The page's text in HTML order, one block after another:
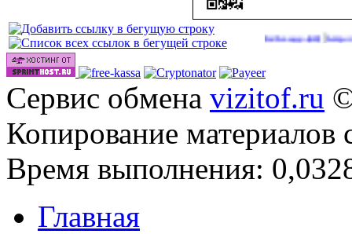
Сайты для заработка в 2026 году (40)|http://
Сервис обмена vizitof.ru
Копирование материалов
Время выполнения:
Главная